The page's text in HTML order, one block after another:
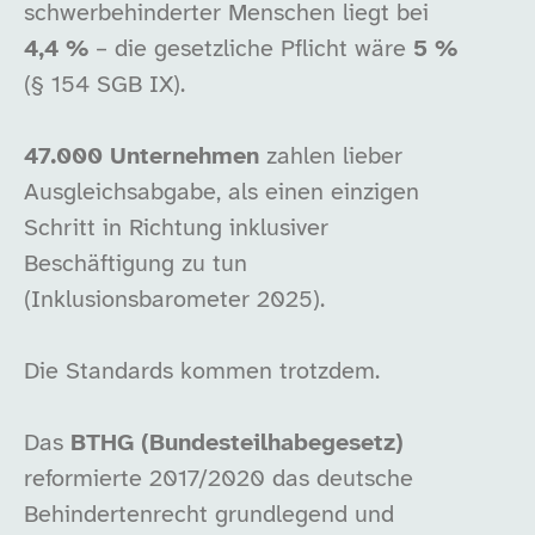
schwerbehinderter Menschen liegt bei
4,4 % – die gesetzliche Pflicht wäre 5 %
(§ 154 SGB IX).
47.000 Unternehmen zahlen lieber
Ausgleichsabgabe, als einen einzigen
Schritt in Richtung inklusiver
Beschäftigung zu tun
(Inklusionsbarometer 2025).
Die Standards kommen trotzdem.
Das BTHG (Bundesteilhabegesetz)
reformierte 2017/2020 das deutsche
Behindertenrecht grundlegend und